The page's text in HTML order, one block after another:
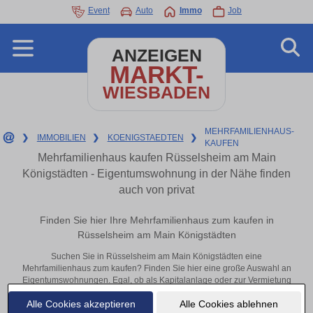
Alle Cookies akzeptieren Alle Cookies ablehnen
Event Auto Immo Job
ANZEIGEN
MARKT-
WIESBADEN
❯ IMMOBILIEN ❯ KOENIGSTAEDTEN ❯
MEHRFAMILIENHAUS-
KAUFEN
Mehrfamilienhaus kaufen Rüsselsheim am Main
Königstädten - Eigentumswohnung in der Nähe finden
auch von privat
Finden Sie hier Ihre Mehrfamilienhaus zum kaufen in
Rüsselsheim am Main Königstädten
Suchen Sie in Rüsselsheim am Main Königstädten eine
Mehrfamilienhaus zum kaufen? Finden Sie hier eine große Auswahl an
Eigentumswohnungen. Egal, ob als Kapitalanlage oder zur Vermietung
– hier finden Sie Ihre Immobilie in Rüsselsheim am Main Königstädten
oder in der Nähe.